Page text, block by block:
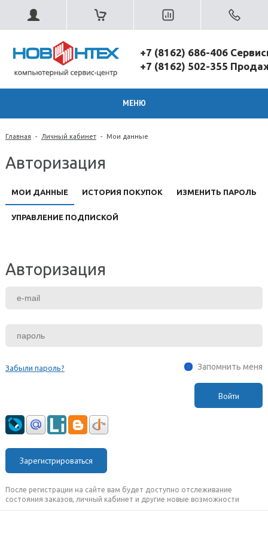
+7 (8162) 686-406
+7 (8162) 502-355
МЕНЮ
Главная - Личный кабинет - Мои данные
Авторизация
МОИ ДАННЫЕ ИСТОРИЯ ПОКУПОК ИЗМЕНИТЬ ПАРОЛЬ
УПРАВЛЕНИЕ ПОДПИСКОЙ
Авторизация
Забыли пароль? Запомнить меня
Зарегистрироваться
После регистрации на сайте вам будет доступно отслеживание
состояния заказов, личный кабинет и другие новые возможности